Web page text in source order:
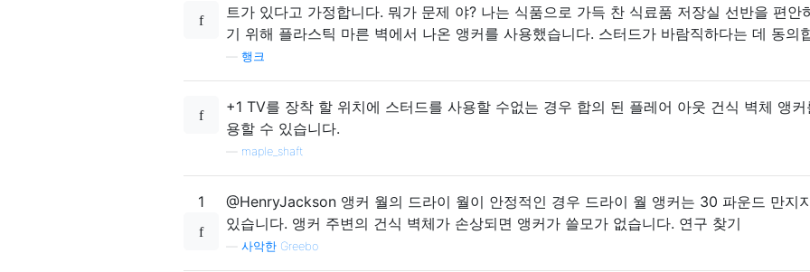
트가 있다고 가정합니다. 뭐가 문제 야? 나는 식품으로 가득 찬 식료품 저장실 선반을 편안
기 위해 플라스틱 마른 벽에서 나온 앵커를 사용했습니다. 스터드가 바람직하다는 데 동의
행크
+1 TV를 장착 할 위치에 스터드를 사용할 수없는 경우 합의 된 플레어 아웃 건식 벽체 앵
용할 수 있습니다.
maple_shaft
1
@HenryJackson 앵커 월의 드라이 월이 안정적인 경우 드라이 월 앵커는 30 파운드 만지
있습니다. 앵커 주변의 건식 벽체가 손상되면 앵커가 쓸모가 없습니다. 연구 찾기
사악한 Greebo